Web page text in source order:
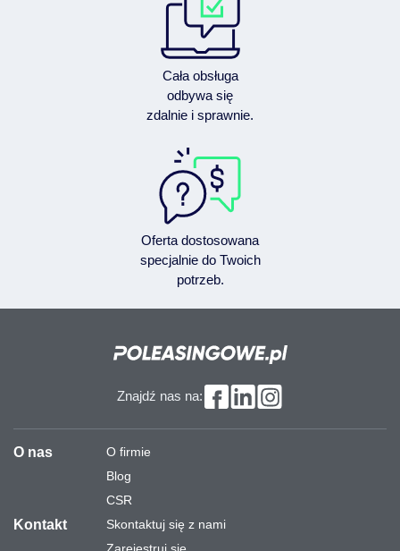
Cała obsługa
odbywa się
zdalnie i sprawnie.
Oferta dostosowana
specjalnie do Twoich
potrzeb.
Znajdź nas na:
O nas
O firmie
Blog
CSR
Kontakt
Skontaktuj się z nami